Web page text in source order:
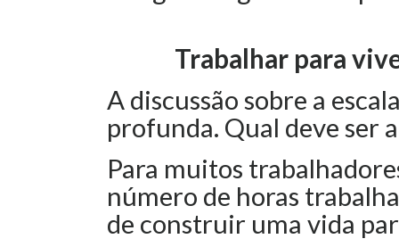
Trabalhar para
A discussão sobre a
profunda. Qual deve ser
Para muitos
número de horas
de construir uma vida